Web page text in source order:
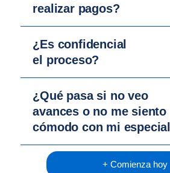
realizar pagos?
¿Es confidencial
el proceso?
¿Qué pasa si no veo
avances o no me siento
cómodo con mi
+ Comienza hoy